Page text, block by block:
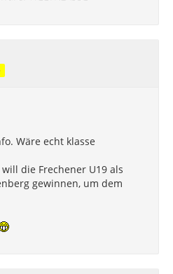
Wäre echt klasse
die Frechener U19 als
gewinnen, um dem